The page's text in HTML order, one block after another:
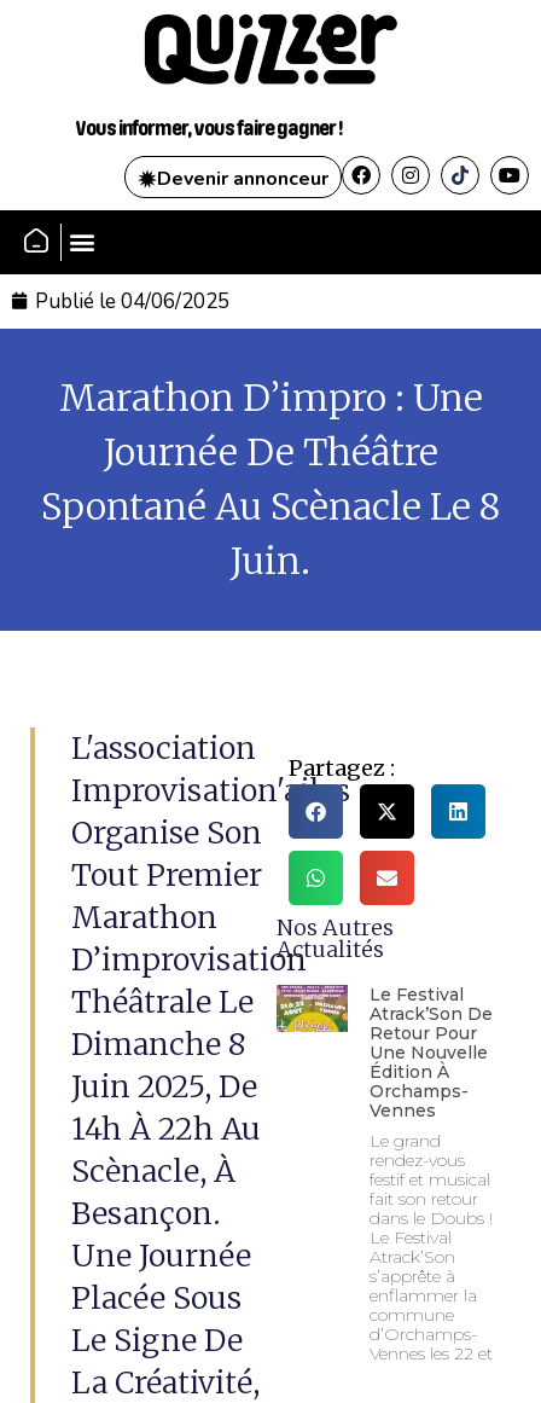
Vous informer, vous faire gagner !
Devenir annonceur
Publié le04/06/2025
Marathon D’impro : Une
Journée De Théâtre
Spontané Au Scènacle Le 8
Juin.
L'association
Improvisation'ailes
Organise Son
Tout Premier
Marathon
D’improvisation
Théâtrale Le
Dimanche 8
Juin 2025, De
14h À 22h Au
Scènacle, À
Besançon.
Une Journée
Placée Sous
Le Signe De
La Créativité,
Partagez :
Nos Autres
Actualités
Le Festival
Atrack’Son De
Retour Pour
Une Nouvelle
Édition À
Orchamps-
Vennes
Le grand
rendez-vous
festif et musical
fait son retour
dans le Doubs !
Le Festival
Atrack’Son
s’apprête à
enflammer la
commune
d’Orchamps-
Vennes les 22 et